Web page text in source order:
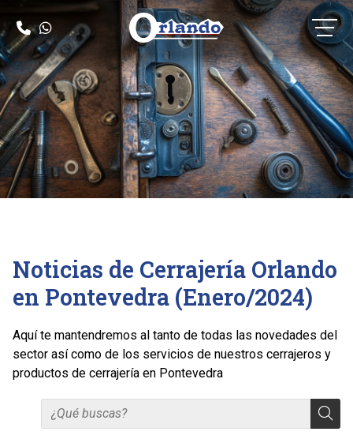
Noticias de Cerrajería Orlando
en Pontevedra (Enero/2024)
Aquí te mantendremos al tanto de todas las novedades del
sector así como de los servicios de nuestros cerrajeros y
productos de cerrajería en Pontevedra